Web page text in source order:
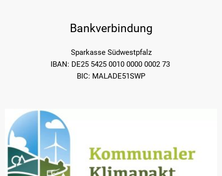
Bankverbindung
Sparkasse Südwestpfalz
IBAN: DE25 5425 0010 0000 0002 73
BIC: MALADE51SWP